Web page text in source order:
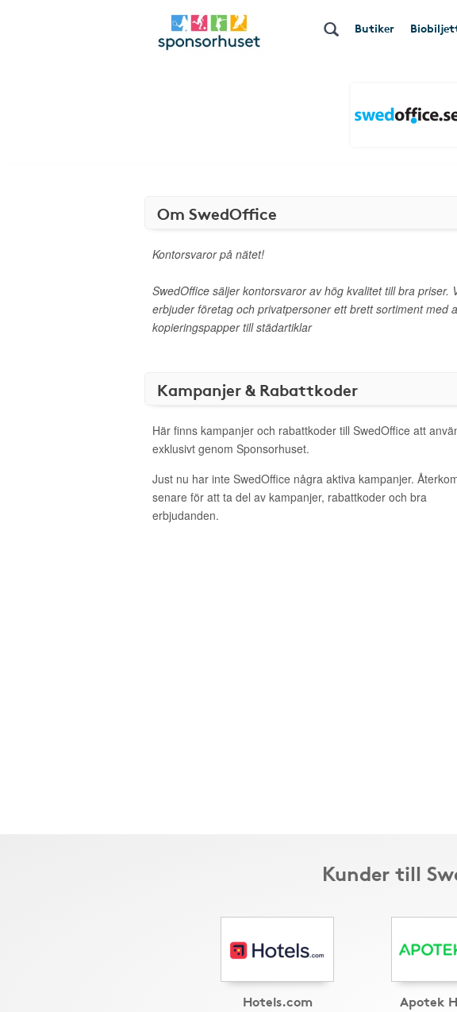
Butiker
Om SwedOffice
Kontorsvaror på nätet!
SwedOffice säljer kontorsvaror av hög kvalitet till bra priser.
erbjuder företag och privatpersoner ett brett sortiment med
kopieringspapper till städartiklar
Kampanjer & Rabattkoder
Här finns kampanjer och rabattkoder till SwedOffice att
exklusivt genom Sponsorhuset.
Just nu har inte SwedOffice några aktiva kampanjer.
senare för att ta del av kampanjer, rabattkoder och bra
erbjudanden.
Kunder till
Hotels.com Apotek